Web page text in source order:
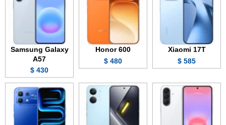
Xiaomi 17T
585 $
Honor 600
480 $
Samsung Galaxy
A57
430 $